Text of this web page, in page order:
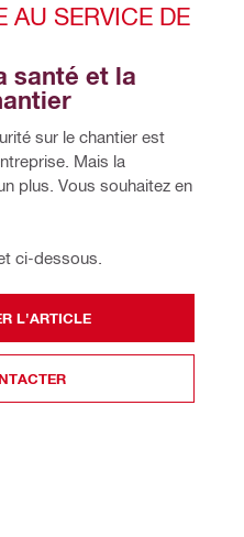
AU SERVICE DE
santé et la
sur le chantier est
Mais la
plus. Vous souhaitez en
ci-dessous.
L'ARTICLE